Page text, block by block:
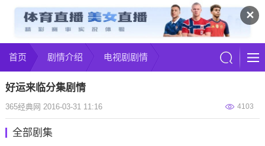
✕
首页 剧情介绍 电视剧剧情
好运来临分集剧情
4103
365经典网 2016-03-31 11:16
全部剧集